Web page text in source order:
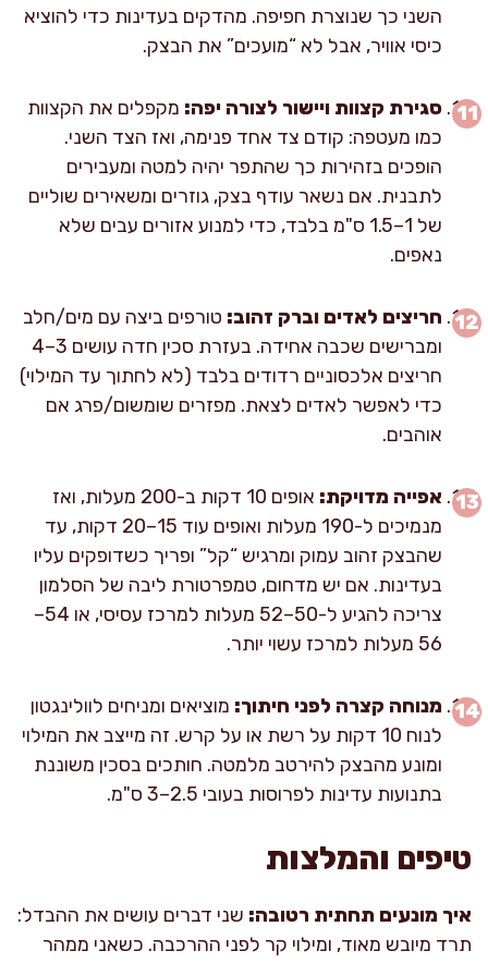
השני כך שנוצרת חפיפה. מהדקים בעדינות כדי להוציא
כיסי אוויר, אבל לא “מועכים” את הבצק.
סגירת קצוות ויישור לצורה יפה: מקפלים את הקצוות
כמו מעטפה: קודם צד אחד פנימה, ואז הצד השני.
הופכים בזהירות כך שהתפר יהיה למטה ומעבירים
לתבנית. אם נשאר עודף בצק, גוזרים ומשאירים שוליים
של 1–1.5 ס"מ בלבד, כדי למנוע אזורים עבים שלא
נאפים.
חריצים לאדים וברק זהוב: טורפים ביצה עם מים/חלב
ומברישים שכבה אחידה. בעזרת סכין חדה עושים 3–4
חריצים אלכסוניים רדודים בלבד (לא לחתוך עד המילוי)
כדי לאפשר לאדים לצאת. מפזרים שומשום/פרג אם
אוהבים.
אפייה מדויקת:
אופים 10 דקות ב-200 מעלות, ואז
מנמיכים ל-190 מעלות ואופים עוד 15–20 דקות, עד
שהבצק זהוב עמוק ומרגיש “קל” ופריך כשדופקים עליו
בעדינות. אם יש מדחום, טמפרטורת ליבה של הסלמון
צריכה להגיע ל-50–52 מעלות למרכז עסיסי, או 54–
56 מעלות למרכז עשוי יותר.
מנוחה קצרה לפני חיתוך: מוציאים ומניחים לוולינגטון
לנוח 10 דקות על רשת או על קרש. זה מייצב את המילוי
ומונע מהבצק להירטב מלמטה. חותכים בסכין משוננת
בתנועות עדינות לפרוסות בעובי 2.5–3 ס"מ.
טיפים והמלצות
איך מונעים תחתית רטובה: שני דברים עושים את ההבדל:
תרד מיובש מאוד, ומילוי קר לפני ההרכבה. כשאני ממהר